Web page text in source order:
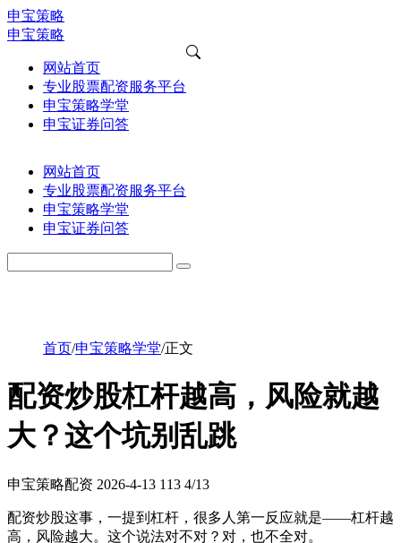
申宝策略
申宝策略
网站首页
专业股票配资服务平台
申宝策略学堂
申宝证券问答
网站首页
专业股票配资服务平台
申宝策略学堂
申宝证券问答
首页/申宝策略学堂/正文
配资炒股杠杆越高，风险就越
大？这个坑别乱跳
申宝策略配资 2026-4-13 113 4/13
配资炒股这事，一提到杠杆，很多人第一反应就是——杠杆越
高，风险越大。这个说法对不对？对，也不全对。